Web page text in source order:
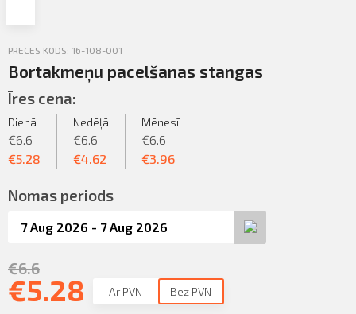
PRECES KODS: 16-108-001
Bortakmeņu pacelšanas stangas
Īres cena:
Dienā
€6.6
€5.28
Nedēļā
€6.6
€4.62
Mēnesī
€6.6
€3.96
Nomas periods
€6.6
€5.28 Ar PVN Bez PVN